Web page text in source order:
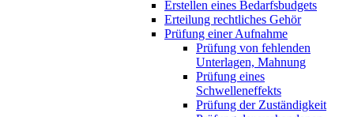
Erstellen eines Bedarfsbudgets
Erteilung rechtliches Gehör
Prüfung einer Aufnahme
Prüfung von fehlenden
Unterlagen, Mahnung
Prüfung eines
Schwelleneffekts
Prüfung der Zuständigkeit